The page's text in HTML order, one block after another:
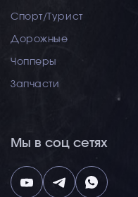
Спорт/Турист
Дорожные
Чопперы
Запчасти
Мы в соц сетях